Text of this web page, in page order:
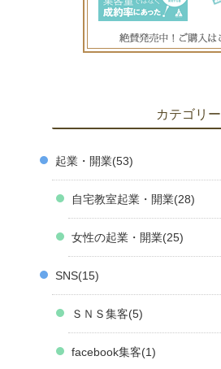
カテゴリー
起業・開業 53
自宅教室起業・開業 28
女性の起業・開業 25
SNS 15
ＳＮＳ集客 5
facebook集客 1